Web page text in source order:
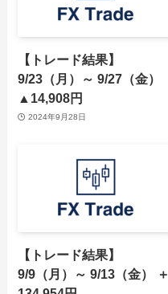
【トレード結果】
9/23（月）～ 9/27（金）
▲14,908円
2024年9月28日
【トレード結果】
9/9（月）～ 9/13（金） ＋